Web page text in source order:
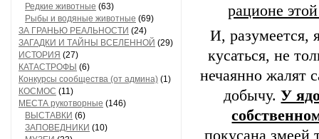
Редкие животные (63)
Рыбы и водяные животные (69)
ЗА ГРАНЬЮ РЕАЛЬНОСТИ (24)
ЗАГАДКИ И ТАЙНЫ ВСЕЛЕННОЙ (29)
ИСТОРИЯ (27)
КАТАСТРОФЫ (6)
Конкурсы сообщества (от админа) (1)
КОСМОС (11)
МЕСТА рукотворные (146)
ВЫСТАВКИ (6)
ЗАПОВЕДНИКИ (10)
рационе
И, разумеется,
кусаться, не
нечаянно жалят
добычу.У
покусана змеей